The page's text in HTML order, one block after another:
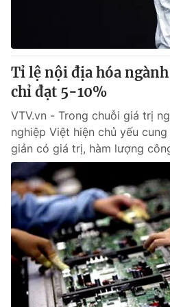
Tỉ lệ nội địa hóa
chỉ đạt 5-10%
VTV.vn - Trong chuỗi giá trị
nghiệp Việt hiện chủ yếu
giản có giá trị, hàm lượng